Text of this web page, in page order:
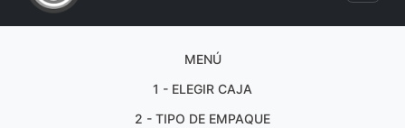
MENÚ
1 - ELEGIR CAJA
2 - TIPO DE EMPAQUE